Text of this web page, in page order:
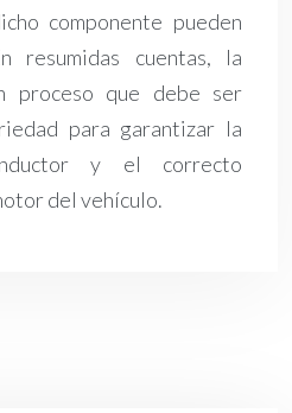
componente pueden
resumidas cuentas, la
proceso que debe ser
para garantizar la
y el correcto
del vehículo.